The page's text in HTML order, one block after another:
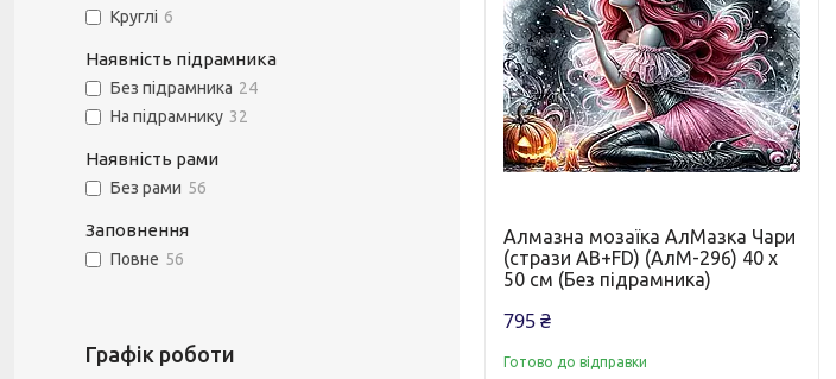
Алмазна мозаїка АлМазка Чари
(стрази AB+FD) (АлМ-296) 40 х
50 см (Без підрамника)
795 ₴
Готово до відправки
Круглі 6
Наявність підрамника
Без підрамника 24
На підрамнику 32
Наявність рами
Без рами 56
Заповнення
Повне 56
Графік роботи